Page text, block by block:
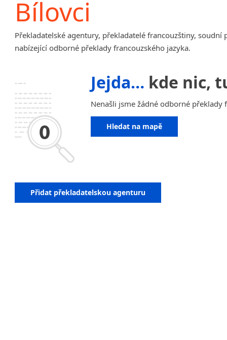
Amharština
Aramejština
Arménština
Azerbajdžánština
Bambarština
Bantuské jazyky
Barmština
Baskičtina
Běloruština
Bengálština
Bulharština
Burjatština
Bílovci
Překladatelské agentury, překladatelé francouzštiny,
nabízející odborné překlady francouzského jazyka.
Jejda… kde nic,
Nenašli jsme žádné odborné překlady
Hledat na mapě
Přidat překladatelskou agenturu